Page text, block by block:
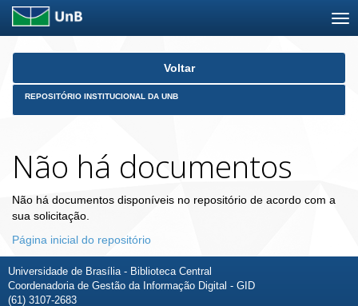
Skip
Voltar
REPOSITÓRIO INSTITUCIONAL DA UNB
Não há documentos
Não há documentos disponíveis no repositório de acordo com a
sua solicitação.
Página inicial do repositório
Universidade de Brasília - Biblioteca Central
Coordenadoria de Gestão da Informação Digital - GID
(61) 3107-2683